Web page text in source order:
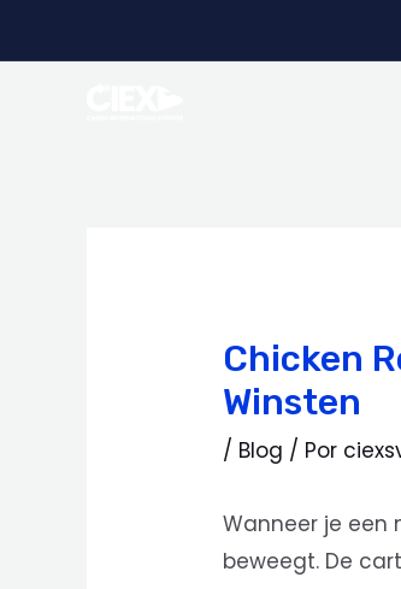
al
Chicken
Winsten
/ Blog / Por
Wanneer je een
beweegt. De
de